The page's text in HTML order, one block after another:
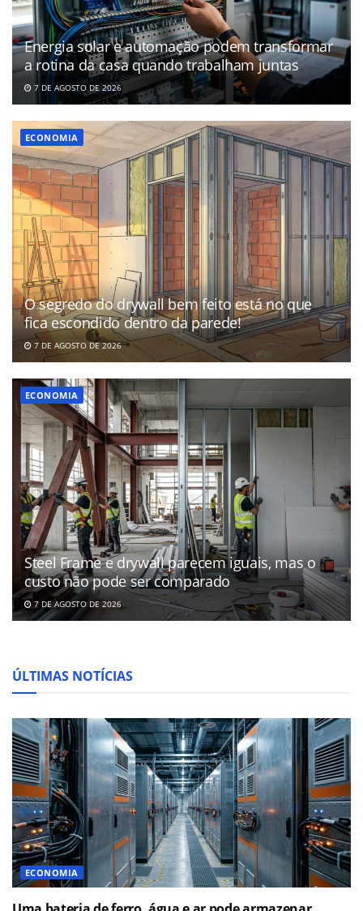
Energia solar e automação podem transformar
a rotina da casa quando trabalham juntas
7 DE AGOSTO DE 2026
ECONOMIA
O segredo do drywall bem feito está no que
fica escondido dentro da parede!
7 DE AGOSTO DE 2026
ECONOMIA
Steel Frame e drywall parecem iguais, mas o
custo não pode ser comparado
7 DE AGOSTO DE 2026
ÚLTIMAS NOTÍCIAS
ECONOMIA